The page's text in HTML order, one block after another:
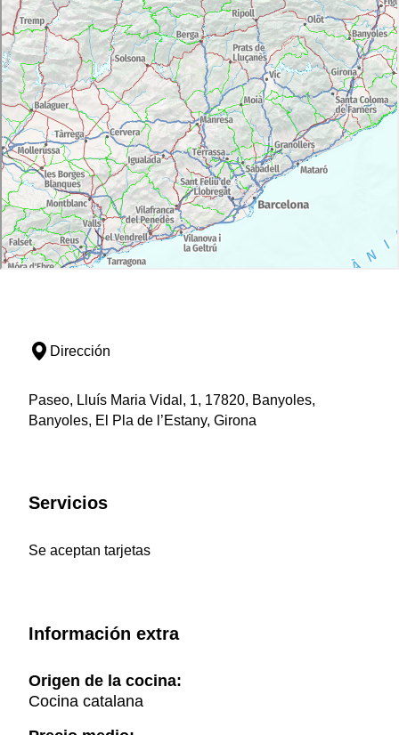
Dirección
Paseo, Lluís Maria Vidal, 1, 17820, Banyoles,
Banyoles, El Pla de l’Estany, Girona
Servicios
Se aceptan tarjetas
Información extra
Origen de la cocina:
Cocina catalana